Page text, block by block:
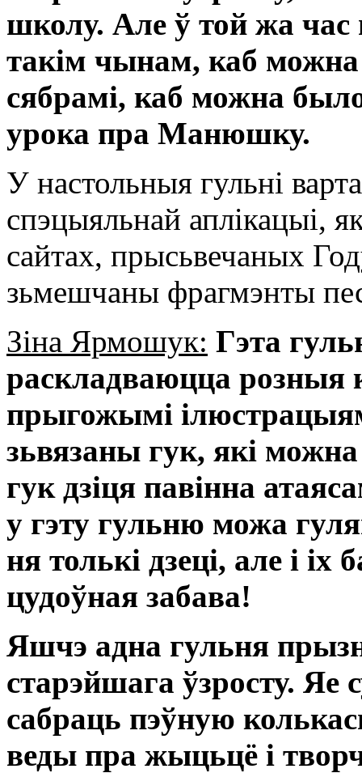
школу. Але ў той жа
такім чынам, каб можна
сябрамі, каб можна
урока пра Манюшку.
У настольныя гульні
спэцыяльнай аплікацыі,
сайтах, прысьвечаных
зьмешчаны фрагмэнты
Зіна Ярмошук: Гэта
раскладваюцца розныя
прыгожымі
зьвязаны гук, які
гук дзіця павінна
у гэту гульню можа
ня толькі дзеці, але і іх
цудоўная забава!
Яшчэ адна гульня
старэйшага ўзросту.
сабраць пэўную
веды пра жыцьцё і